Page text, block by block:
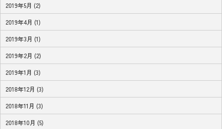
2019年5月 (2)
2019年4月 (1)
2019年3月 (1)
2019年2月 (2)
2019年1月 (3)
2018年12月 (3)
2018年11月 (3)
2018年10月 (5)